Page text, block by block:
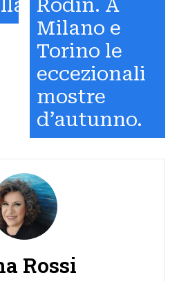
Rodin. A
Milano e
Torino le
eccezionali
mostre
d’autunno.
Rossi